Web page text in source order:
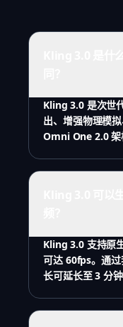
Kling 3.0 是次世
出、增强物理模
Omni One 2.0 架
Kling 3.0 支持原
可达 60fps。通
长可延长至 3 分钟